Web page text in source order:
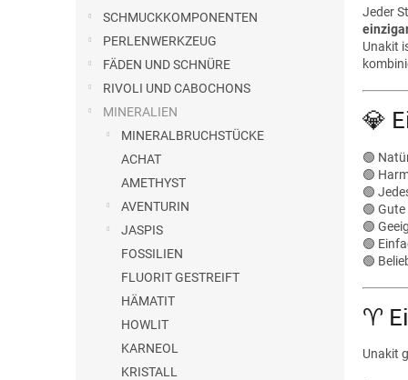
SCHMUCKKOMPONENTEN
PERLENWERKZEUG
FÄDEN UND SCHNÜRE
RIVOLI UND CABOCHONS
MINERALIEN
MINERALBRUCHSTÜCKE
ACHAT
AMETHYST
AVENTURIN
JASPIS
FOSSILIEN
FLUORIT GESTREIFT
HÄMATIT
HOWLIT
KARNEOL
KRISTALL
Jeder
Unakit
💎
🟢
🟢
🟢
🟢
🟢
🟢
🟢
♈
Unakit